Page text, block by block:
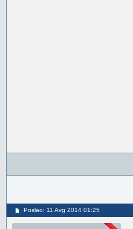
Poslao: 11 Avg 2014 01:25